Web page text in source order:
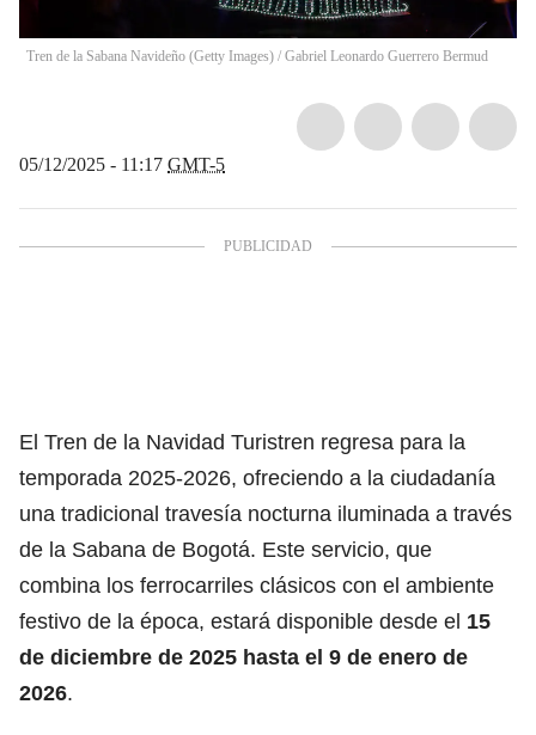
Tren de la Sabana Navideño (Getty Images) / Gabriel Leonardo Guerrero Bermud
05/12/2025 - 11:17 GMT-5
El Tren de la Navidad Turistren regresa para la
temporada 2025-2026, ofreciendo a la ciudadanía
una tradicional travesía nocturna iluminada a través
de la Sabana de Bogotá. Este servicio, que
combina los ferrocarriles clásicos con el ambiente
festivo de la época, estará disponible desde el 15
de diciembre de 2025 hasta el 9 de enero de
2026.